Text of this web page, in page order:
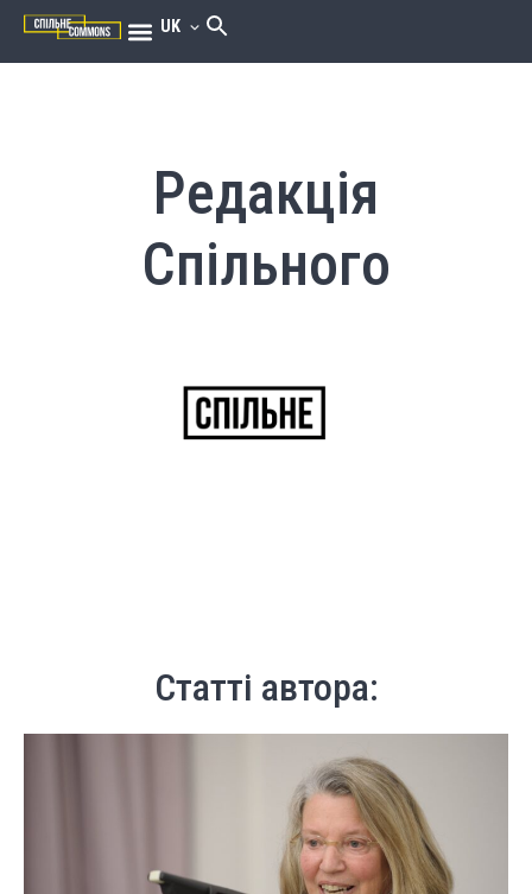
UK
Редакція
Спільного
Статті автора: